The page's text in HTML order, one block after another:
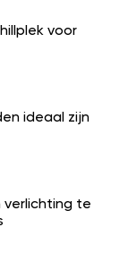
voor
ideaal zijn
verlichting te